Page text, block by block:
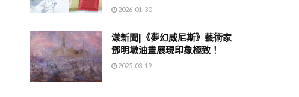
2026-01-30
漾新聞|《夢幻威尼斯》藝術家
鄧明墩油畫展現印象極致！
2025-03-19